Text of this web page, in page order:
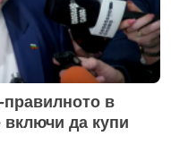
правилното в
да купи